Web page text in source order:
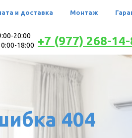
и доставка Монтаж
+7 (977) 268-
20:00
18:00
404